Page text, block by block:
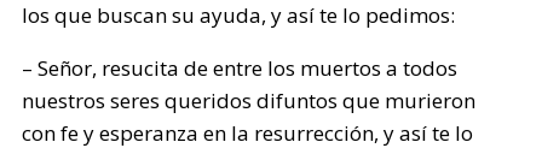
los que buscan su ayuda, y así te lo pedimos:
– Señor, resucita de entre los muertos a todos
nuestros seres queridos difuntos que murieron
con fe y esperanza en la resurrección, y así te lo